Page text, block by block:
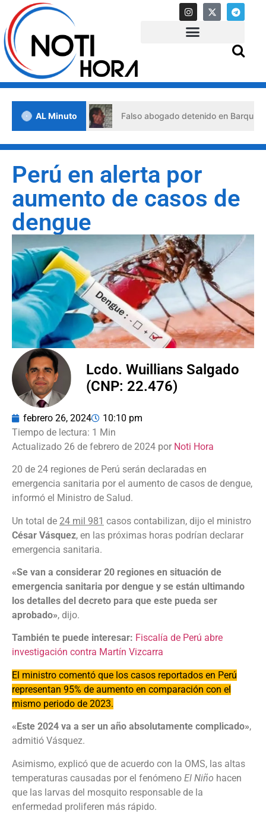
AL Minuto
de crisis Falso abogado detenido en Barquisimeto:
Perú en alerta por
aumento de casos de
dengue
Lcdo. Wuillians Salgado
(CNP: 22.476)
febrero 26, 2024 10:10 pm
Actualizado 26 de febrero de 2024 por Noti Hora
20 de 24 regiones de Perú serán declaradas en
emergencia sanitaria por el aumento de casos de dengue,
informó el Ministro de Salud.
Un total de 24 mil 981 casos contabilizan, dijo el ministro
César Vásquez, en las próximas horas podrían declarar
emergencia sanitaria.
«Se van a considerar 20 regiones en situación de
emergencia sanitaria por dengue y se están ultimando
los detalles del decreto para que este pueda ser
aprobado», dijo.
También te puede interesar: Fiscalía de Perú abre
investigación contra Martín Vizcarra
El ministro comentó que los casos reportados en Perú
representan 95% de aumento en comparación con el
mismo periodo de 2023.
«Este 2024 va a ser un año absolutamente complicado»,
admitió Vásquez.
Asimismo, explicó que de acuerdo con la OMS, las altas
temperaturas causadas por el fenómeno El Niño hacen
que las larvas del mosquito responsable de la
enfermedad proliferen más rápido.